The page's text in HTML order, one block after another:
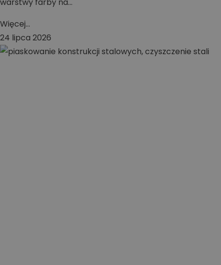
Więcej...
24 lipca 2026